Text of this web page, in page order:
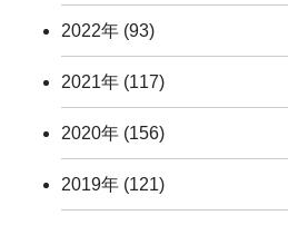
2022年 (93)
2021年 (117)
2020年 (156)
2019年 (121)